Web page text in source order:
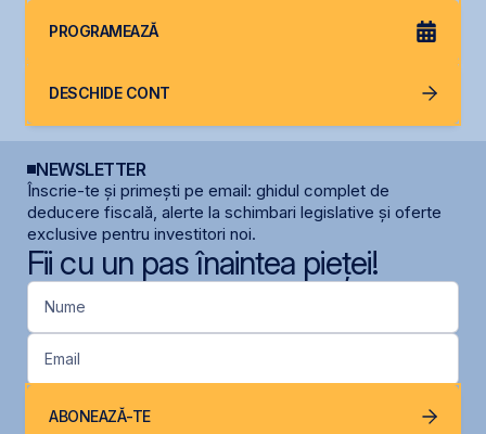
PROGRAMEAZĂ
DESCHIDE CONT
NEWSLETTER
Înscrie-te și primești pe email: ghidul complet de
deducere fiscală, alerte la schimbari legislative și oferte
exclusive pentru investitori noi.
Fii cu un pas înaintea pieței!
Nume
Email
ABONEAZĂ-TE